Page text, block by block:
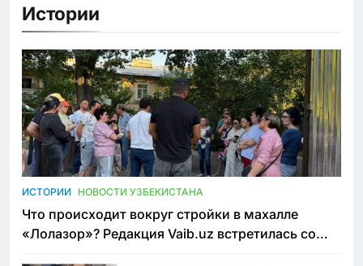
Истории
ИСТОРИИ НОВОСТИ УЗБЕКИСТАНА
Что происходит вокруг стройки в махалле
«Лолазор»? Редакция Vaib.uz встретилась со